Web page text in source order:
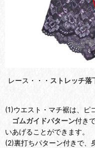
レース・・・ ストレッチ
(1)ウエスト・マチ裾は、ピ
ゴムガイドパターン付き
いあげることができます。
(2)裏打ちパターン付きで、